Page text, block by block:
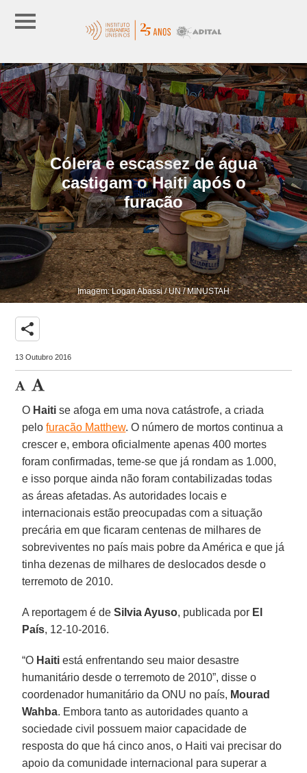
Cólera e escassez de água
castigam o Haiti após o
furacão
Imagem: Logan Abassi / UN / MINUSTAH
share
13 Outubro 2016
O Haiti se afoga em uma nova catástrofe, a criada
pelofuracão Matthew. O número de mortos continua a
crescer e, embora oficialmente apenas 400 mortes
foram confirmadas, teme-se que já rondam as 1.000,
e isso porque ainda não foram contabilizadas todas
as áreas afetadas. As autoridades locais e
internacionais estão preocupadas com a situação
precária em que ficaram centenas de milhares de
sobreviventes no país mais pobre da América e que já
tinha dezenas de milhares de deslocados desde o
terremoto de 2010.
A reportagem é deSilvia Ayuso, publicada por El
País, 12-10-2016.
“O Haiti está enfrentando seu maior desastre
humanitário desde o terremoto de 2010”, disse o
coordenador humanitário da ONU no país, Mourad
Wahba. Embora tanto as autoridades quanto a
sociedade civil possuem maior capacidade de
resposta do que há cinco anos, o Haiti vai precisar do
apoio da comunidade internacional para superar a